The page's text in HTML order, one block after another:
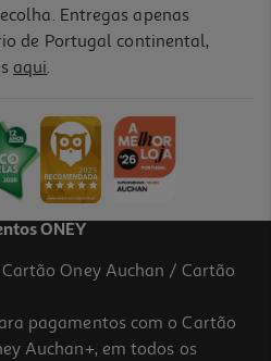
Entregas apenas
de Portugal continental,
aqui.
ONEY
Oney Auchan / Cartão
pagamentos com o Cartão
Auchan+, em todos os